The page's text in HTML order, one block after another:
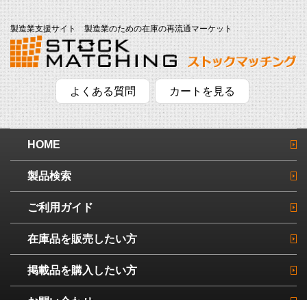
製造業支援サイト 製造業のための在庫の再流通マーケット
よくある質問 カートを見る
HOME
製品検索
ご利用ガイド
在庫品を販売したい方
掲載品を購入したい方